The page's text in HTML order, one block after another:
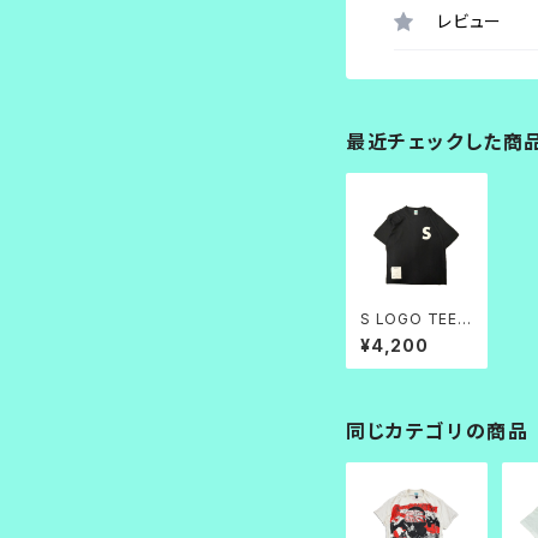
レビュー
最近チェックした商
S LOGO TEE
黒×白
¥4,200
同じカテゴリの商品